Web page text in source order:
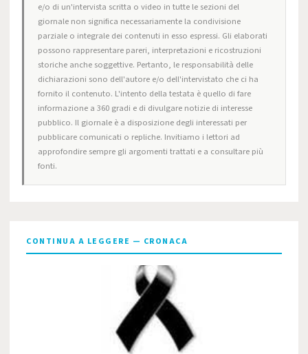
e/o di un'intervista scritta o video in tutte le sezioni del
giornale non significa necessariamente la condivisione
parziale o integrale dei contenuti in esso espressi. Gli elaborati
possono rappresentare pareri, interpretazioni e ricostruzioni
storiche anche soggettive. Pertanto, le responsabilità delle
dichiarazioni sono dell'autore e/o dell'intervistato che ci ha
fornito il contenuto. L'intento della testata è quello di fare
informazione a 360 gradi e di divulgare notizie di interesse
pubblico. Il giornale è a disposizione degli interessati per
pubblicare comunicati o repliche. Invitiamo i lettori ad
approfondire sempre gli argomenti trattati e a consultare più
fonti.
CONTINUA A LEGGERE — CRONACA